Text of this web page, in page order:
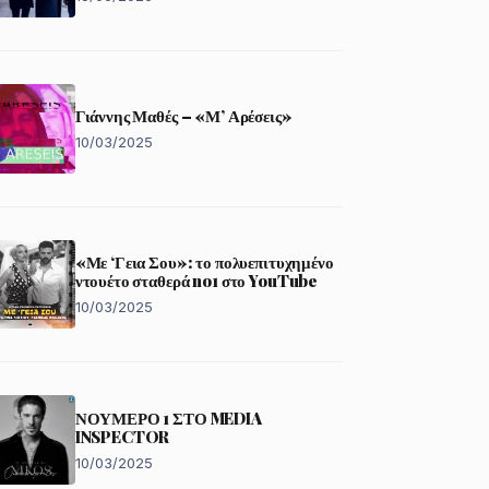
Γιάννης Μαθές – «Μ’ Αρέσεις»
10/03/2025
«Με ‘Γεια Σου»: το πολυεπιτυχημένο
ντουέτο σταθερά no1 στο YouTube
10/03/2025
ΝΟΥΜΕΡΟ 1 ΣΤΟ MEDIA
INSPECTOR
10/03/2025